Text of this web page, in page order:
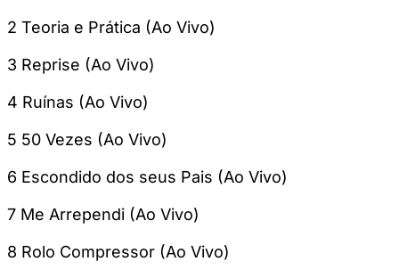
2 Teoria e Prática (Ao Vivo)
3 Reprise (Ao Vivo)
4 Ruínas (Ao Vivo)
5 50 Vezes (Ao Vivo)
6 Escondido dos seus Pais (Ao Vivo)
7 Me Arrependi (Ao Vivo)
8 Rolo Compressor (Ao Vivo)